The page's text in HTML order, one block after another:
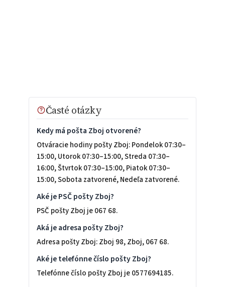
Časté otázky
Kedy má pošta Zboj otvorené?
Otváracie hodiny pošty Zboj: Pondelok 07:30–
15:00, Utorok 07:30–15:00, Streda 07:30–
16:00, Štvrtok 07:30–15:00, Piatok 07:30–
15:00, Sobota zatvorené, Nedeľa zatvorené.
Aké je PSČ pošty Zboj?
PSČ pošty Zboj je 067 68.
Aká je adresa pošty Zboj?
Adresa pošty Zboj: Zboj 98, Zboj, 067 68.
Aké je telefónne číslo pošty Zboj?
Telefónne číslo pošty Zboj je 0577694185.